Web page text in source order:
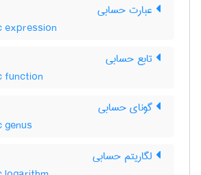
عبارت حسابی
expression
تابع حسابی
function
گونای حسابی
لگاریتم حسابی